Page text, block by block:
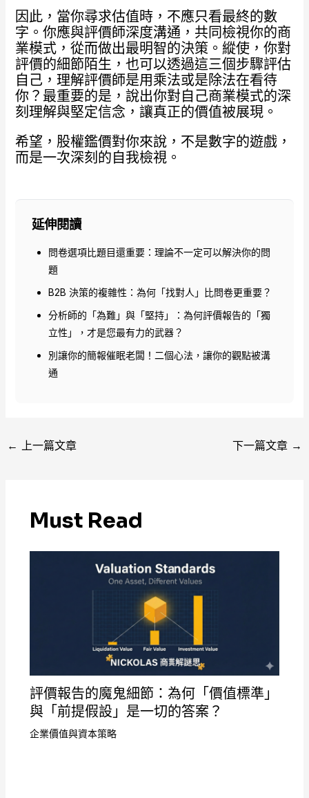
因此，當你尋求估值時，不應只看最終的數
字。你應與評價師深度溝通，共同檢視你的商
業模式，從而做出最明智的決策。縱使，你對
評價的細節陌生，也可以透過這三個步驟評估
自己，理解評價師是用乘法或是除法在看待
你？最重要的是，說出你對自己商業模式的深
刻理解與堅定信念，讓真正的價值被展現。
希望，股權鑑價對你來說，不是數字的遊戲，
而是一次深刻的自我檢視。
延伸閱讀
問卷選項比題目還重要：理論不一定可以解決你的問
題
B2B 決策的複雜性：為何「找對人」比問卷更重要？
分析師的「為難」與「堅持」：為何評價報告的「獨
立性」，才是您最有力的武器？
別讓你的簡報催眠老闆！二個心法，讓你的觀點被溝
通
← 上一篇文章 下一篇文章 →
Must Read
評價報告的魔鬼細節：為何「價值標準」
與「前提假設」是一切的答案？
企業價值與資本策略